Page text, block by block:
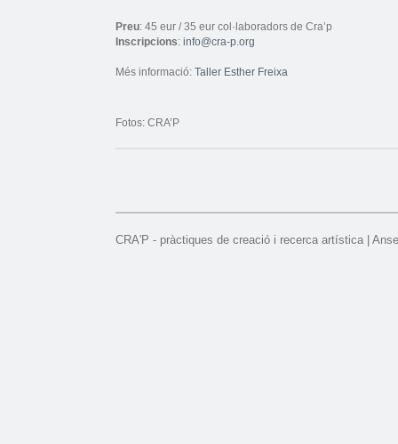
Preu: 45 eur / 35 eur col·laboradors de Cra’p
Inscripcions: info@cra-p.org
Més informació: Taller Esther Freixa
Fotos: CRA’P
CRA'P - pràctiques de creació i recerca artística |